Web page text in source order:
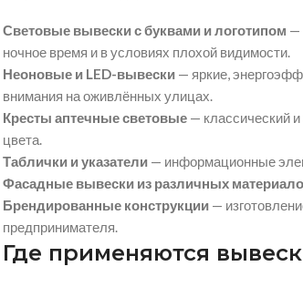
Световые вывески с буквами и логотипом —
ночное время и в условиях плохой видимости.
Неоновые и LED-вывески— яркие,
внимания на оживлённых улицах.
Кресты аптечные световые— классический и
цвета.
Таблички и указатели— информационные
Фасадные вывески из различных
Брендированные конструкции—
предпринимателя.
Где применяются